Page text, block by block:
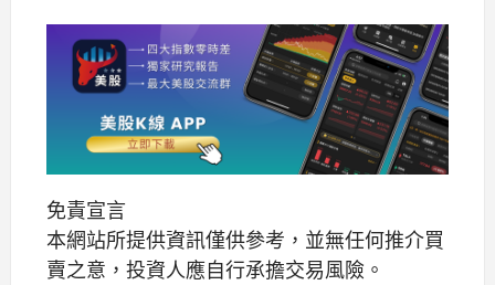
免責宣言
本網站所提供資訊僅供參考，並無任何推介買
賣之意，投資人應自行承擔交易風險。